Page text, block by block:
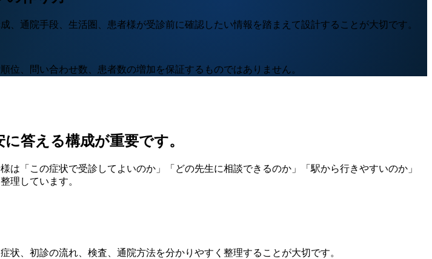
通院手段、生活圏、患者様が受診前に確認したい情報を踏まえて設計することが大切です。
、問い合わせ数、患者数の増加を保証するものではありません。
答える構成が重要です。
「この症状で受診してよいのか」「どの先生に相談できるのか」「駅から行きやすいのか」
理しています。
、初診の流れ、検査、通院方法を分かりやすく整理することが大切です。